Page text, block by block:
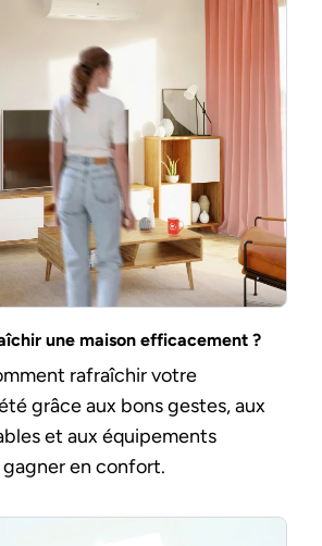
une maison efficacement ?
rafraîchir votre
grâce aux bons gestes, aux
et aux équipements
en confort.